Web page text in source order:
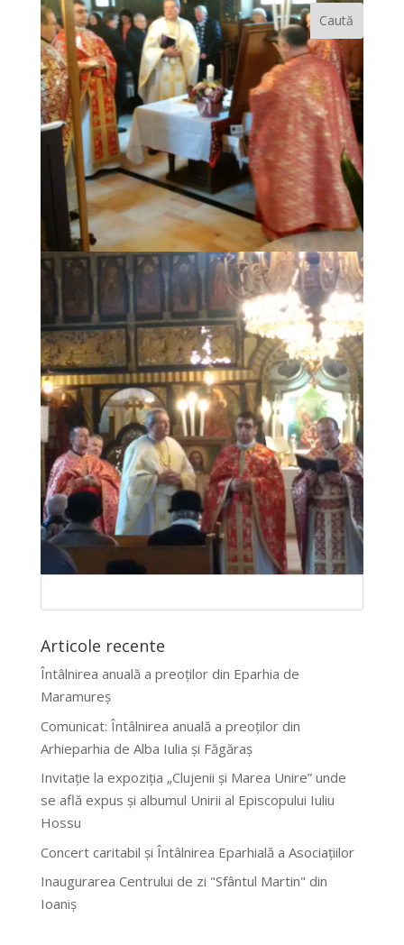
Articole recente
Întâlnirea anuală a preoților din Eparhia de
Maramureș
Comunicat: Întâlnirea anuală a preoților din
Arhieparhia de Alba Iulia și Făgăraș
Invitație la expoziția „Clujenii și Marea Unire” unde
se află expus și albumul Unirii al Episcopului Iuliu
Hossu
Concert caritabil și Întâlnirea Eparhială a Asociațiilor
Inaugurarea Centrului de zi "Sfântul Martin" din
Ioaniș